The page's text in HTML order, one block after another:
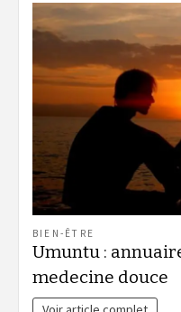
BIEN-ÊTRE
Umuntu :
medecine douce